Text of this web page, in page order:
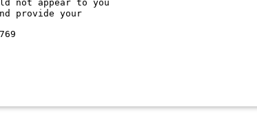
not appear to you
provide your